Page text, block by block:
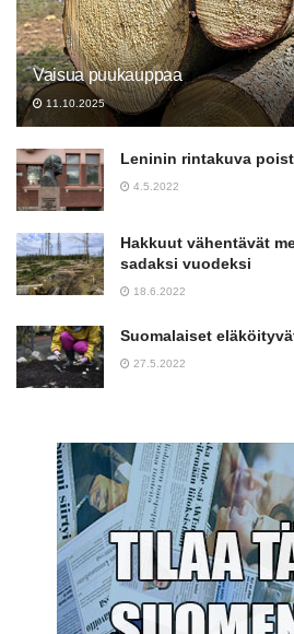
Vaisua puukauppaa
11.10.2025
Leninin rintakuva
4.5.2022
Hakkuut vähentävät
sadaksi vuodeksi
18.6.2022
Suomalaiset
27.5.2022